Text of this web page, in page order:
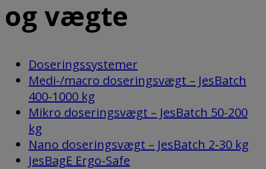
og vægte
Doseringssystemer
Medi-/macro doseringsvægt – JesBatch
400-1000 kg
Mikro doseringsvægt – JesBatch 50-200
kg
Nano doseringsvægt – JesBatch 2-30 kg
JesBagE Ergo-Safe